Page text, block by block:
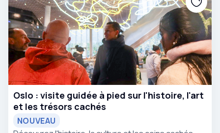
Oslo : visite guidée à pied sur l'histoire, l'art
et les trésors cachés
NOUVEAU